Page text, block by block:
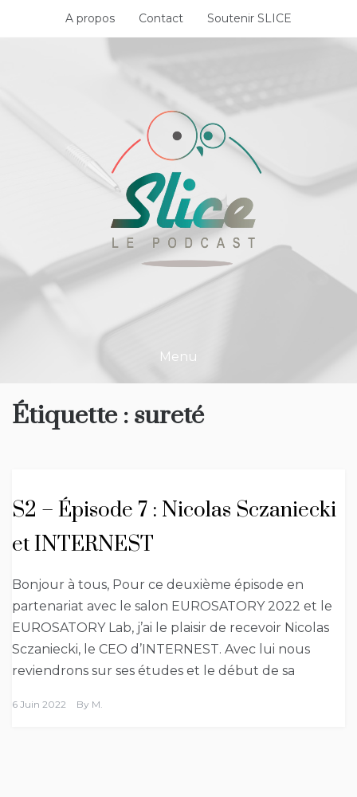
A propos Contact Soutenir SLICE
Menu
Étiquette : sureté
S2 – Épisode 7 : Nicolas Sczaniecki
et INTERNEST
Bonjour à tous, Pour ce deuxième épisode en
partenariat avec le salon EUROSATORY 2022 et le
EUROSATORY Lab, j’ai le plaisir de recevoir Nicolas
Sczaniecki, le CEO d’INTERNEST. Avec lui nous
reviendrons sur ses études et le début de sa
6 Juin 2022 By M.